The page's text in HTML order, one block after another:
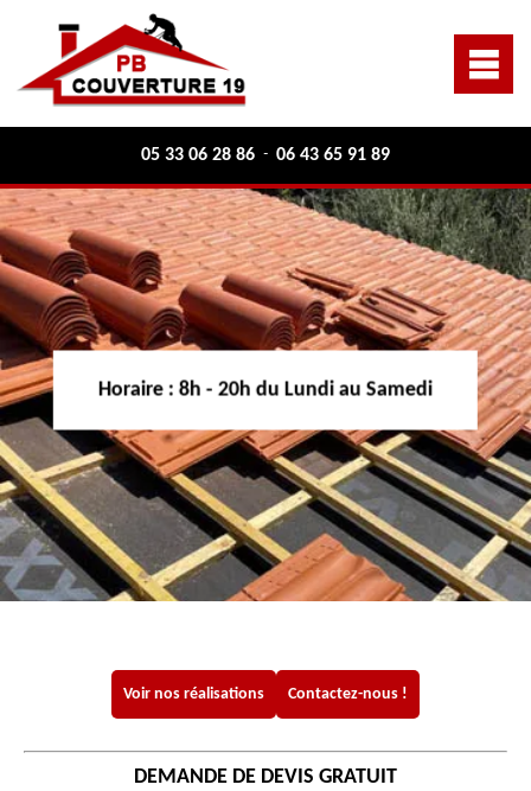
05 33 06 28 86 - 06 43 65 91 89
Horaire : 8h - 20h du Lundi au Samedi
Voir nos réalisations Contactez-nous !
DEMANDE DE DEVIS GRATUIT